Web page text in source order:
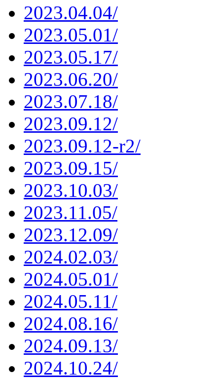
2023.04.04/
2023.05.01/
2023.05.17/
2023.06.20/
2023.07.18/
2023.09.12/
2023.09.12-r2/
2023.09.15/
2023.10.03/
2023.11.05/
2023.12.09/
2024.02.03/
2024.05.01/
2024.05.11/
2024.08.16/
2024.09.13/
2024.10.24/